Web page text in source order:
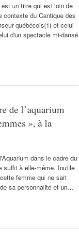
un titre qui est loin de
contexte du Cantique des
québécois(1) et celui
d'un spectacle mi-dansé
de l’aquarium
», à la
dans le cadre du
à elle-même. Inutile
femme qui ne sait
sa personnalité et un…